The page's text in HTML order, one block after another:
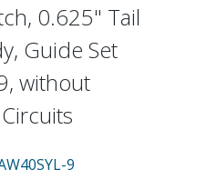
0.625" Tail
Guide Set
without
9